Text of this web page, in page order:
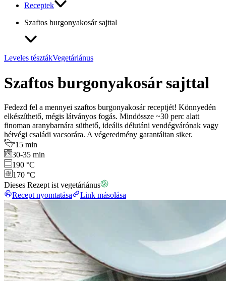
Receptek
Szaftos burgonyakosár sajttal
Leveles tésztákVegetáriánus
Szaftos burgonyakosár sajttal
Fedezd fel a mennyei szaftos burgonyakosár receptjét! Könnyedén
elkészíthető, mégis látványos fogás. Mindössze ~30 perc alatt
finoman aranybarnára süthető, ideális délutáni vendégvárónak vagy
hétvégi családi vacsorára.⁠ ⁠A végeredmény garantáltan siker.
15 min
30-35 min
190 °C
170 °C
Dieses Rezept ist vegetáriánus
Recept nyomtatása
Link másolása